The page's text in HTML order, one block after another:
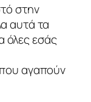
στην
αυτά τα
όλες εσάς
αγαπούν